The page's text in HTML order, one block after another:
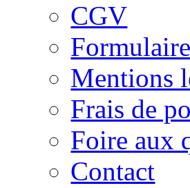
CGV
Mentions
Frais de
Foire aux
Contact